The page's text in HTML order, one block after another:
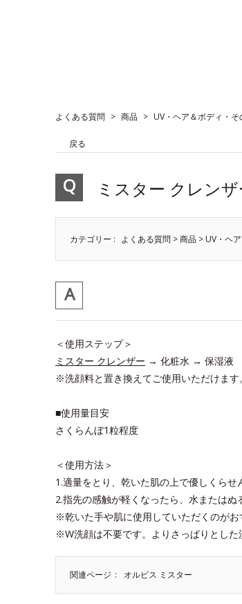
よくある質問 > 商品 > UV・ヘア＆ボディ・そ
戻る
ミスター クレン
カテゴリー : よくある質問 >商品 > UV・ヘ
＜使用ステップ＞
ミスター クレンザー → 化粧水 →
※洗顔料と置き換えてご使用いただけます。
■使用量目安
さくらんぼ1粒程度
＜使用方法＞
1.適量をとり、乾いた肌の上で優しくらせ
2.指先の感触が軽くなったら、水またはぬ
※乾いた手や肌に使用していただくのがお
※W洗顔は不要です。よりさっぱりとした
関連ページ オルビス ミスター